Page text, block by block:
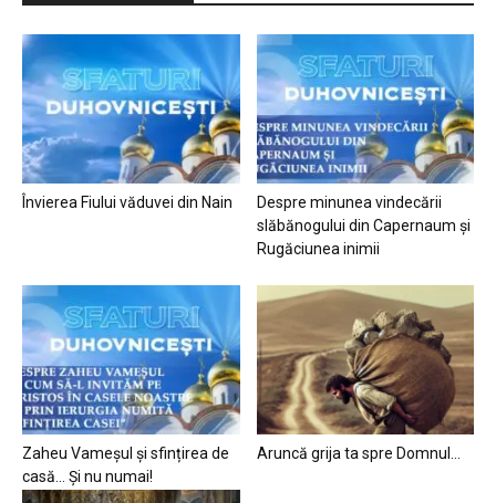
Învierea Fiului văduvei din Nain
Despre minunea vindecării
slăbănogului din Capernaum și
Rugăciunea inimii
Zaheu Vameșul și sfințirea de
casă… Și nu numai!
Aruncă grija ta spre Domnul…